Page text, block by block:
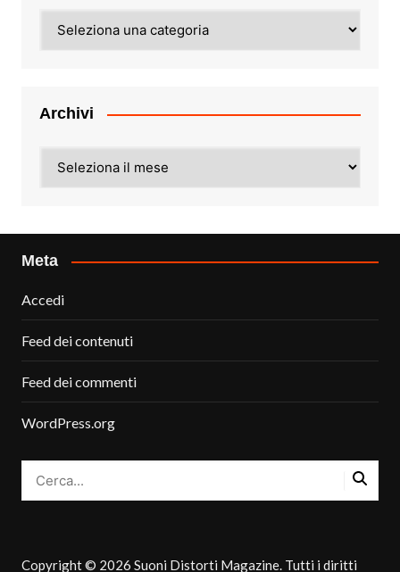
Archivi
Meta
Accedi
Feed dei contenuti
Feed dei commenti
WordPress.org
Copyright © 2026 Suoni Distorti Magazine. Tutti i diritti